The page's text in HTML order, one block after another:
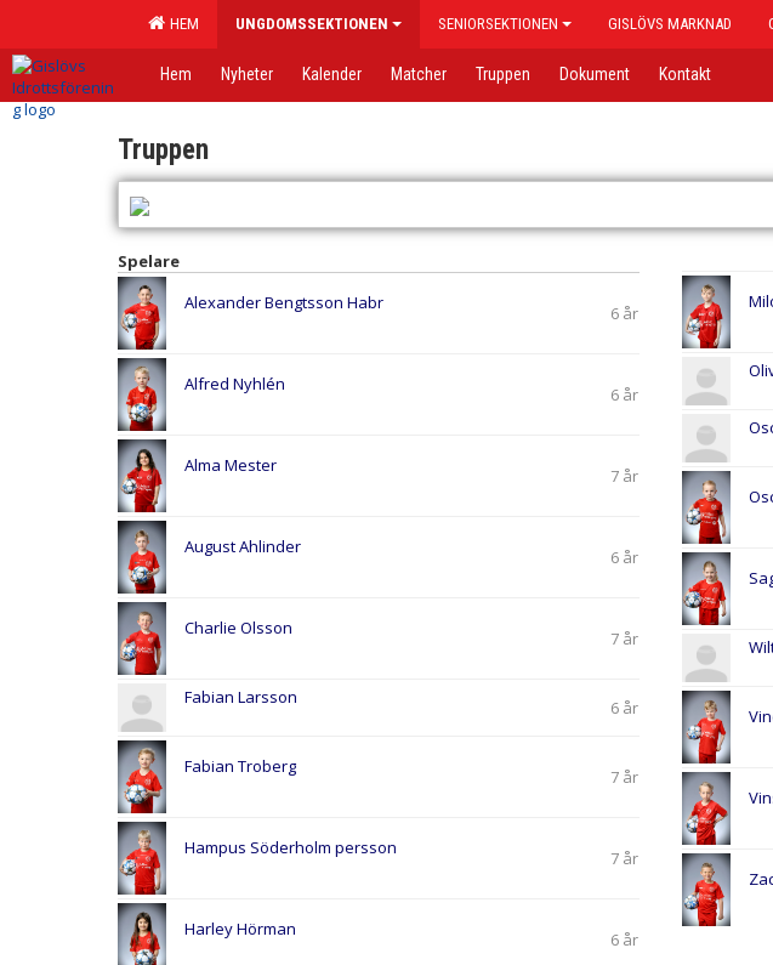
HEM UNGDOMSSEKTIONEN SENIORSEKTIONEN GISLÖVS MARKNAD
Hem Nyheter Kalender Matcher Truppen Dokument Kontakt
Truppen
Spelare
Alexander Bengtsson Habr
6 år
Alfred Nyhlén 6 år
Alma Mester 7 år
August Ahlinder 6 år
Charlie Olsson 7 år
Fabian Larsson 6 år
Fabian Troberg 7 år
Hampus Söderholm persson 7 år
Harley Hörman 6 år